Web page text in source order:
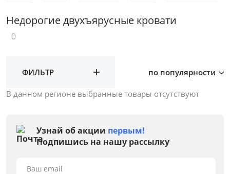
Недорогие двухъярусные кровати
0
ФИЛЬТР по популярности
В данном регионе выбранные товары отсутствуют
Узнай об акции первым!
Подпишись на нашу рассылку
Ваш email